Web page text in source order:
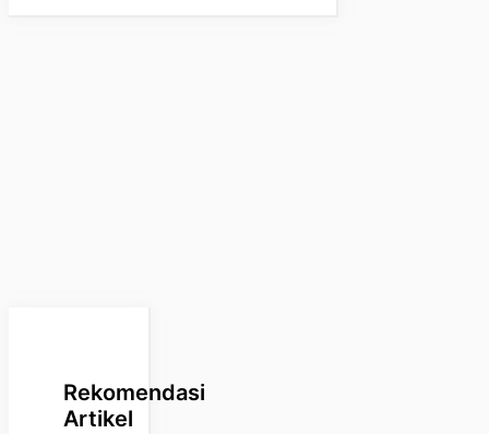
Rekomendasi
Artikel